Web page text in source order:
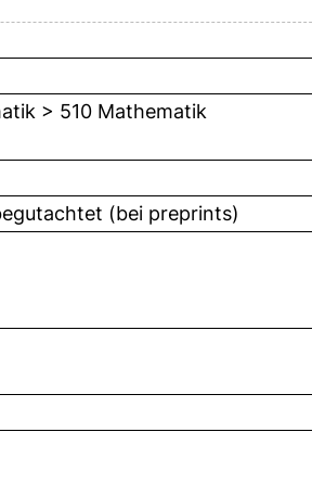
> 510 Mathematik
(bei preprints)